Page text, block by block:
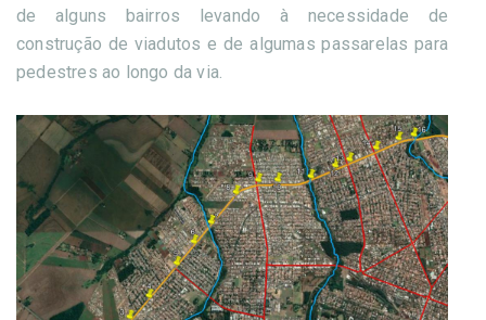
de alguns bairros levando à necessidade de
construção de viadutos e de algumas passarelas para
pedestres ao longo da via.